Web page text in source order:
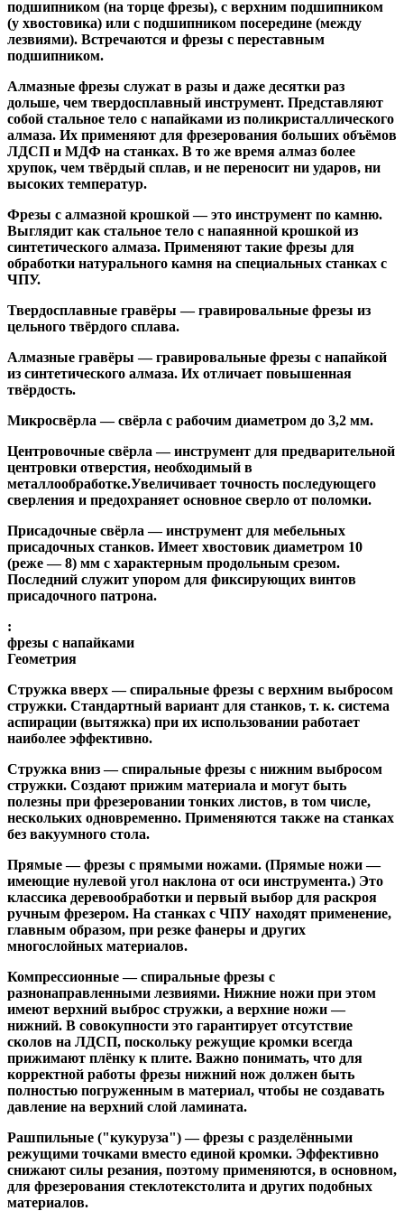
подшипником (на торце фрезы), с верхним подшипником
(у хвостовика) или с подшипником посередине (между
лезвиями). Встречаются и фрезы с переставным
подшипником.
Алмазные фрезы служат в разы и даже десятки раз
дольше, чем твердосплавный инструмент. Представляют
собой стальное тело с напайками из поликристаллического
алмаза. Их применяют для фрезерования больших объёмов
ЛДСП и МДФ на станках. В то же время алмаз более
хрупок, чем твёрдый сплав, и не переносит ни ударов, ни
высоких температур.
Фрезы с алмазной крошкой— это инструмент по камню.
Выглядит как стальное тело с напаянной крошкой из
синтетического алмаза. Применяют такие фрезы для
обработки натурального камня на специальных станках с
ЧПУ.
Твердосплавные гравёры — гравировальные фрезы из
цельного твёрдого сплава.
Алмазные гравёры — гравировальные фрезы с напайкой
из синтетического алмаза. Их отличает повышенная
твёрдость.
Микросвёрла — свёрла с рабочим диаметром до 3,2 мм.
Центровочные свёрла — инструмент для предварительной
центровки отверстия, необходимый в
металлообработке.Увеличивает точность последующего
сверления и предохраняет основное сверло от поломки.
Присадочные свёрла — инструмент для мебельных
присадочных станков. Имеет хвостовик диаметром 10
(реже — 8) мм с характерным продольным срезом.
Последний служит упором для фиксирующих винтов
присадочного патрона.
:
фрезы с напайками
Геометрия
Стружка вверх— спиральные фрезы с верхним выбросом
стружки. Стандартный вариант для станков, т. к. система
аспирации (вытяжка) при их использовании работает
наиболее эффективно.
Стружка вниз— спиральные фрезы с нижним выбросом
стружки. Создают прижим материала и могут быть
полезны при фрезеровании тонких листов, в том числе,
нескольких одновременно. Применяются также на станках
без вакуумного стола.
Прямые— фрезы с прямыми ножами. (Прямые ножи —
имеющие нулевой угол наклона от оси инструмента.) Это
классика деревообработки и первый выбор для раскроя
ручным фрезером. На станках с ЧПУ находят применение,
главным образом, при резке фанеры и других
многослойных материалов.
Компрессионные— спиральные фрезы с
разнонаправленными лезвиями. Нижние ножи при этом
имеют верхний выброс стружки, а верхние ножи —
нижний. В совокупности это гарантирует отсутствие
сколов на ЛДСП, поскольку режущие кромки всегда
прижимают плёнку к плите. Важно понимать, что для
корректной работы фрезы нижний нож должен быть
полностью погруженным в материал, чтобы не создавать
давление на верхний слой ламината.
Рашпильные ("кукуруза")— фрезы с разделёнными
режущими точками вместо единой кромки. Эффективно
снижают силы резания, поэтому применяются, в основном,
для фрезерования стеклотекстолита и других подобных
материалов.